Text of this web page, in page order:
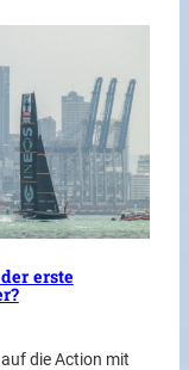
erste
die Action mit